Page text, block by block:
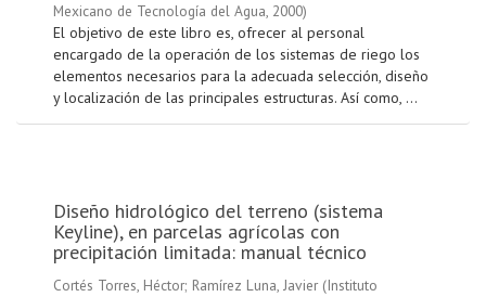
Mexicano de Tecnología del Agua, 2000)
El objetivo de este libro es, ofrecer al personal
encargado de la operación de los sistemas de riego los
elementos necesarios para la adecuada selección, diseño
y localización de las principales estructuras. Así como, ...
Diseño hidrológico del terreno (sistema
Keyline), en parcelas agrícolas con
precipitación limitada: manual técnico
Cortés Torres, Héctor; Ramírez Luna, Javier (Instituto